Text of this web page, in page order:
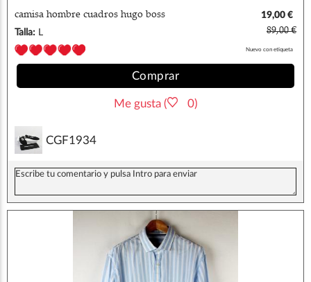
camisa hombre cuadros hugo boss
19,00 €
Talla: L 89,00 €
Nuevo con etiqueta
Comprar
Me gusta ( 0)
CGF1934